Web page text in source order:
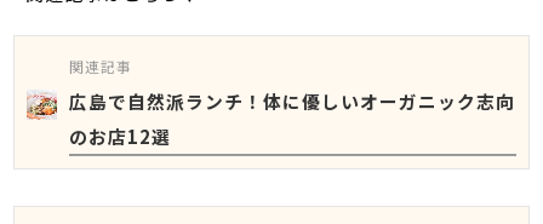
関連記事
広島で自然派ランチ！体に優しいオーガニック志向
のお店12選